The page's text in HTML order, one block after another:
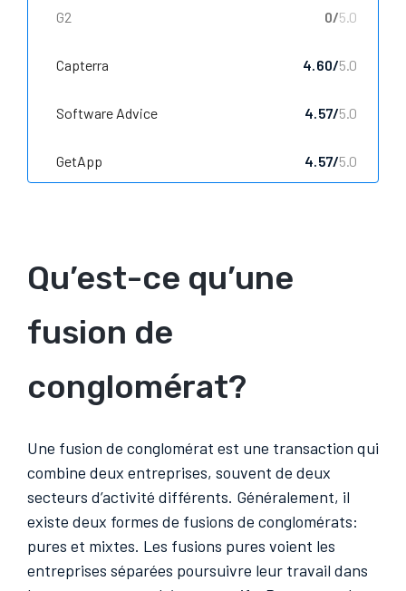
G2 0/5.0
Capterra 4.60/5.0
Software Advice 4.57/5.0
GetApp 4.57/5.0
Qu’est-ce qu’une
fusion de
conglomérat?
Une fusion de conglomérat est une transaction qui
combine deux entreprises, souvent de deux
secteurs d’activité différents. Généralement, il
existe deux formes de fusions de conglomérats:
pures et mixtes. Les fusions pures voient les
entreprises séparées poursuivre leur travail dans